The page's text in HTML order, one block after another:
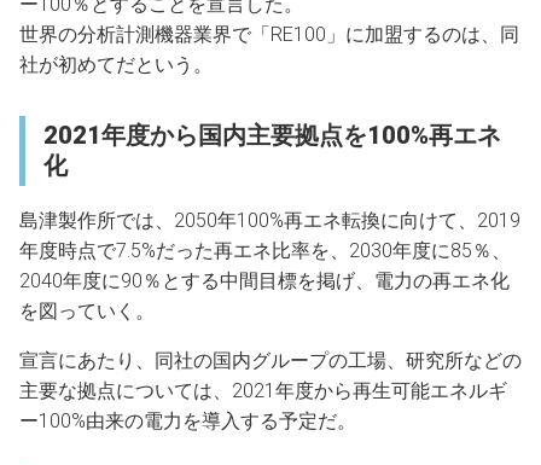
世界の分析計測機器業界で「RE100」に加盟するのは、同
社が初めてだという。
2021年度から国内主要拠点を100%再エネ
化
島津製作所では、2050年100%再エネ転換に向けて、2019
年度時点で7.5%だった再エネ比率を、2030年度に85％、
2040年度に90％とする中間目標を掲げ、電力の再エネ化
を図っていく。
宣言にあたり、同社の国内グループの工場、研究所などの
主要な拠点については、2021年度から再生可能エネルギ
ー100%由来の電力を導入する予定だ。